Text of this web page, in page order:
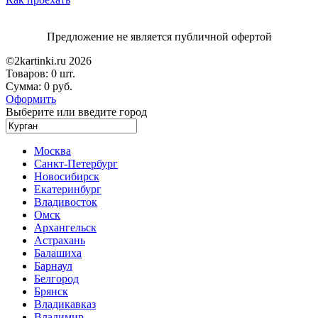
Предложение не является публичной офертой
©2kartinki.ru 2026
Товаров: 0 шт.
Сумма: 0 руб.
Оформить
Выберите или введите город
Москва
Санкт-Петербург
Новосибирск
Екатеринбург
Владивосток
Омск
Архангельск
Астрахань
Балашиха
Барнаул
Белгород
Брянск
Владикавказ